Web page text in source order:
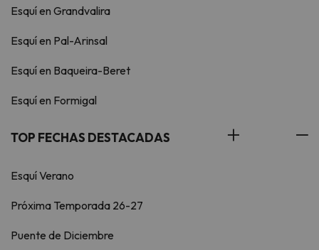
Esquí en Grandvalira
Esquí en Pal-Arinsal
Esquí en Baqueira-Beret
Esquí en Formigal
TOP FECHAS DESTACADAS
Esquí Verano
Próxima Temporada 26-27
Puente de Diciembre